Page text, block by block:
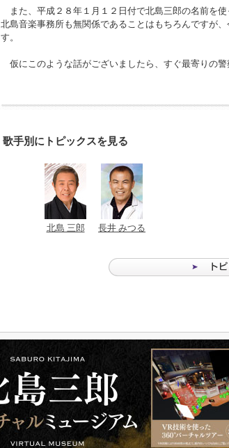
また、平成２８年１月１２日付で北島三郎の名前を
北島音楽事務所も無関係であることはもちろんですが
す。
仮にこのような話がございましたら、すぐ最寄りの警
歌手別にトピックスを見る
北島 三郎 長井 みつる